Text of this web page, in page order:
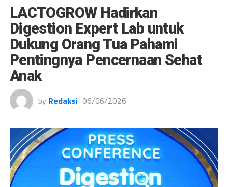
LACTOGROW Hadirkan
Digestion Expert Lab untuk
Dukung Orang Tua Pahami
Pentingnya Pencernaan Sehat
Anak
by Redaksi 06/06/2026